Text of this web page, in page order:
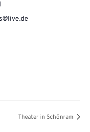
Theater in Schönram